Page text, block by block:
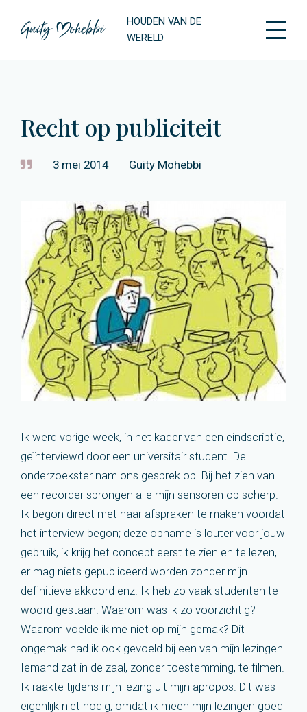
HOUDEN VAN DE
WERELD
Recht op publiciteit
3 mei 2014 Guity Mohebbi
Ik werd vorige week, in het kader van een eindscriptie,
geïnterviewd door een universitair student. De
onderzoekster nam ons gesprek op. Bij het zien van
een recorder sprongen alle mijn sensoren op scherp.
Ik begon direct met haar afspraken te maken voordat
het interview begon; deze opname is louter voor jouw
gebruik, ik krijg het concept eerst te zien en te lezen,
er mag niets gepubliceerd worden zonder mijn
definitieve akkoord enz. Ik heb zo vaak studenten te
woord gestaan. Waarom was ik zo voorzichtig?
Waarom voelde ik me niet op mijn gemak? Dit
ongemak had ik ook gevoeld bij een van mijn lezingen.
Iemand zat in de zaal, zonder toestemming, te filmen.
Ik raakte tijdens mijn lezing uit mijn apropos. Dit was
eigenlijk niet nodig, omdat ik meen mijn lezingen goed